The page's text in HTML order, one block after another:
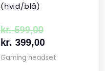
(hvid/blå)
kr.599,00
kr. 399,00
Gaming headset